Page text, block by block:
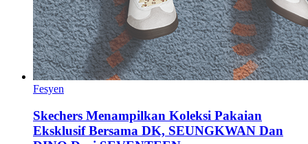
Fesyen
Skechers Menampilkan Koleksi Pakaian
Eksklusif Bersama DK, SEUNGKWAN Dan